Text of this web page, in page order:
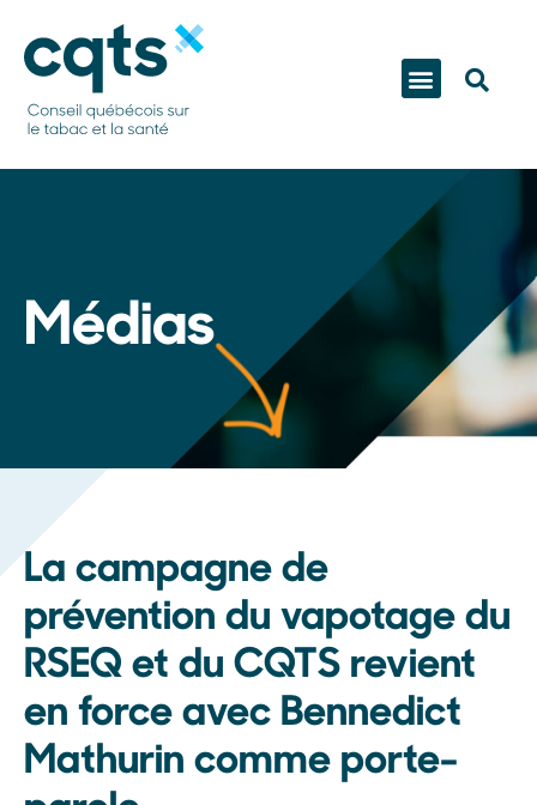
Médias
La campagne de
prévention du vapotage du
RSEQ et du CQTS revient
en force avec Bennedict
Mathurin comme porte-